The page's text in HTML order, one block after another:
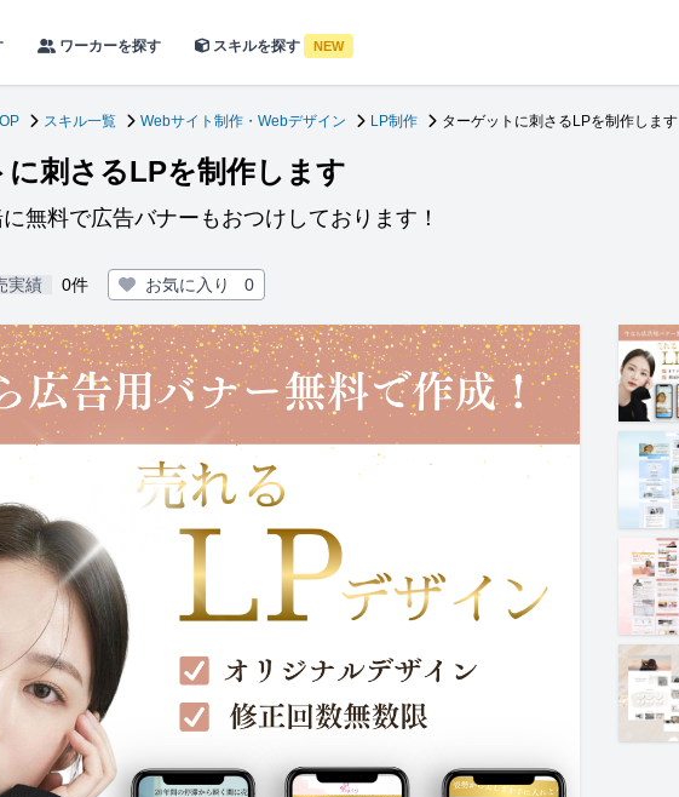
ワーカーを探す スキルを探す NEW
スキル一覧 Webサイト制作・Webデザイン LP制作 ターゲットに刺さるLPを制作します
に刺さるLPを制作します
無料で広告バナーもおつけしております！
実績 0件 お気に入り 0